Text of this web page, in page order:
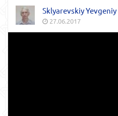
Sklyarevskiy
27.06.2017